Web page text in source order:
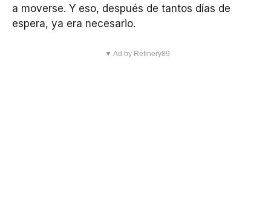
a moverse. Y eso, después de tantos días de
espera, ya era necesario.
▼ Ad by Refinery89